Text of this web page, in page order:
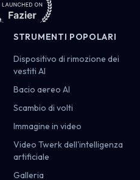
STRUMENTI POPOLARI
Dispositivo di rimozione dei
vestiti AI
Bacio aereo AI
Scambio di volti
Immagine in video
Video Twerk dell'intelligenza
artificiale
Galleria